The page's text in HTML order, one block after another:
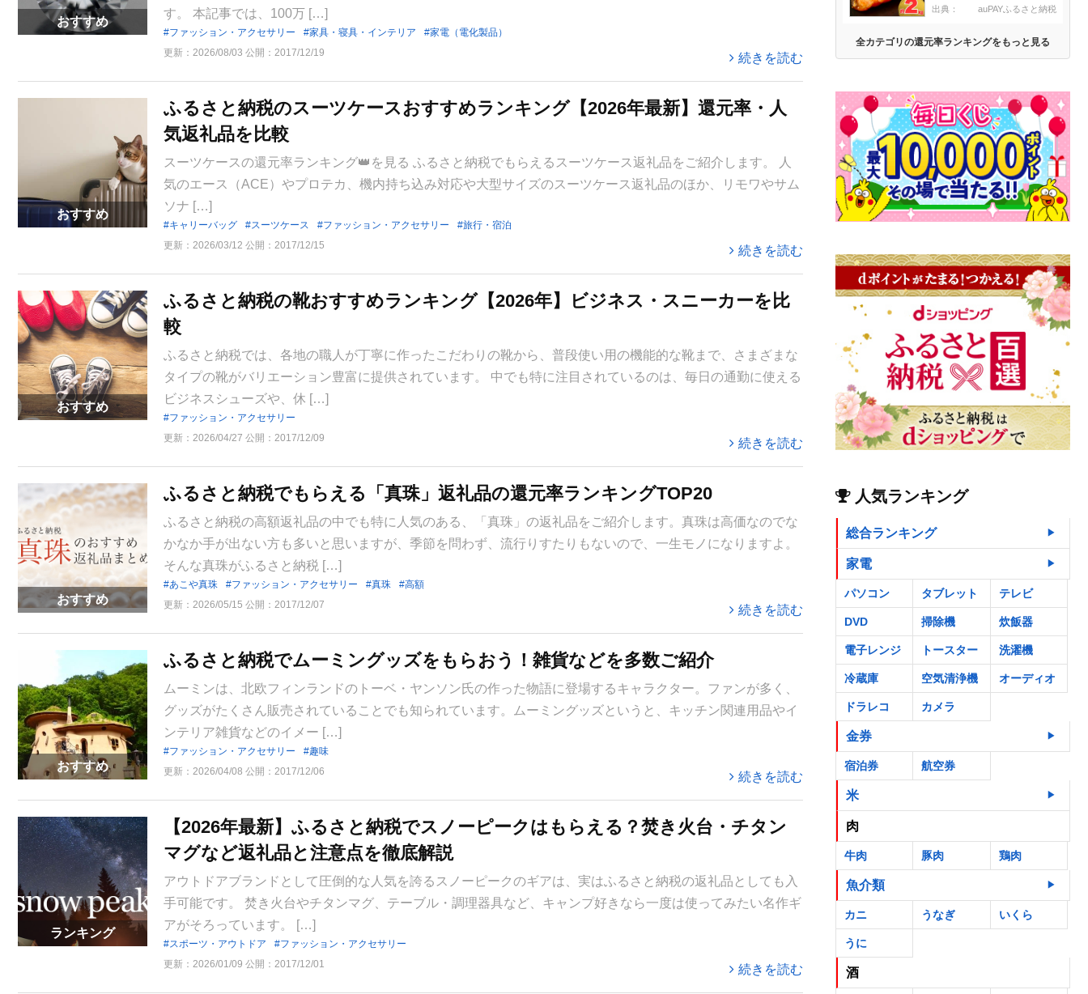
す。 本記事では、100万 […]
ファッション・アクセサリー 家具・寝具・インテリア
家電（電化製品）
更新： 2026/08/03 公開： 2017/12/19 続きを読む
おすすめ
ふるさと納税のスーツケースおすすめランキング【2026年最新】還元率・人
気返礼品を比較
スーツケースの還元率ランキング👑を見る ふるさと納税でもらえるスーツケース返礼品をご紹介します。 人
気のエース（ACE）やプロテカ、機内持ち込み対応や大型サイズのスーツケース返礼品のほか、リモワやサム
ソナ […]
キャリーバッグ スーツケース ファッション・アクセサリー
旅行・宿泊
更新： 2026/03/12 公開： 2017/12/15 続きを読む
おすすめ
ふるさと納税の靴おすすめランキング【2026年】ビジネス・スニーカーを比
較
ふるさと納税では、各地の職人が丁寧に作ったこだわりの靴から、普段使い用の機能的な靴まで、さまざまな
タイプの靴がバリエーション豊富に提供されています。 中でも特に注目されているのは、毎日の通勤に使える
ビジネスシューズや、休 […]
ファッション・アクセサリー
更新： 2026/04/27 公開： 2017/12/09 続きを読む
おすすめ
ふるさと納税でもらえる「真珠」返礼品の還元率ランキングTOP20
ふるさと納税の高額返礼品の中でも特に人気のある、「真珠」の返礼品をご紹介します。真珠は高価なのでな
かなか手が出ない方も多いと思いますが、季節を問わず、流行りすたりもないので、一生モノになりますよ。
そんな真珠がふるさと納税 […]
あこや真珠 ファッション・アクセサリー 真珠
高額
更新： 2026/05/15 公開： 2017/12/07 続きを読む
おすすめ
ふるさと納税でムーミングッズをもらおう！雑貨などを多数ご紹介
ムーミンは、北欧フィンランドのトーベ・ヤンソン氏の作った物語に登場するキャラクター。ファンが多く、
グッズがたくさん販売されていることでも知られています。ムーミングッズというと、キッチン関連用品やイ
ンテリア雑貨などのイメー […]
ファッション・アクセサリー
趣味
更新： 2026/04/08 公開： 2017/12/06 続きを読む
おすすめ
【2026年最新】ふるさと納税でスノーピークはもらえる？焚き火台・チタン
マグなど返礼品と注意点を徹底解説
アウトドアブランドとして圧倒的な人気を誇るスノーピークのギアは、実はふるさと納税の返礼品としても入
手可能です。 焚き火台やチタンマグ、テーブル・調理器具など、キャンプ好きなら一度は使ってみたい名作ギ
アがそろっています。 […]
スポーツ・アウトドア
ファッション・アクセサリー
更新： 2026/01/09 公開： 2017/12/01 続きを読む
ランキング
【MS03】
出典：
auPAYふるさと納税
全カテゴリの還元率ランキングをもっと見る
人気ランキング
総合ランキング
家電
パソコン タブレット テレビ
DVD 掃除機 炊飯器
電子レンジ トースター 洗濯機
冷蔵庫 空気清浄機 オーディオ
ドラレコ カメラ
金券
宿泊券 航空券
米
肉
牛肉 豚肉 鶏肉
魚介類
カニ うなぎ いくら
うに
酒